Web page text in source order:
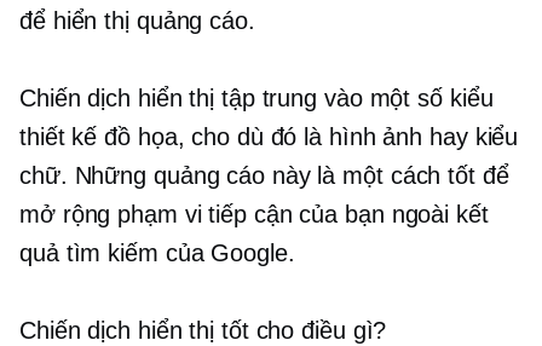
để hiển thị quảng cáo.
Chiến dịch hiển thị tập trung vào một số kiểu
thiết kế đồ họa, cho dù đó là hình ảnh hay kiểu
chữ. Những quảng cáo này là một cách tốt để
mở rộng phạm vi tiếp cận của bạn ngoài kết
quả tìm kiếm của Google.
Chiến dịch hiển thị tốt cho điều gì?